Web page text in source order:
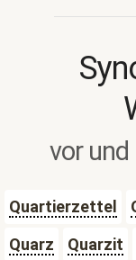
vor
Quartierzettel
Quarz
Quarzit